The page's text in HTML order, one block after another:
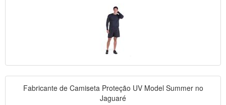
Fabricante de Camiseta Proteção UV Model Summer no
Jaguaré